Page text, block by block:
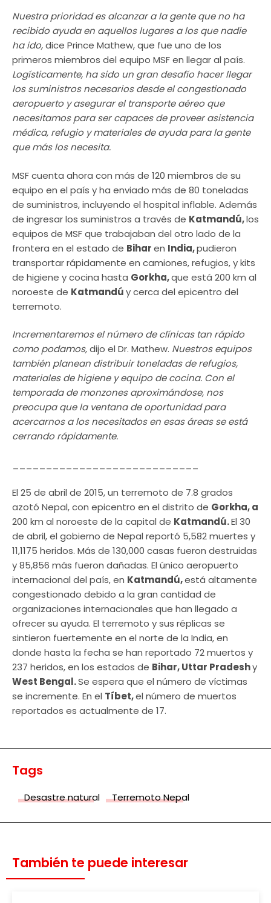
Nuestra prioridad es alcanzar a la gente que no ha
recibido ayuda en aquellos lugares a los que nadie
ha ido,dice Prince Mathew, que fue uno de los
primeros miembros del equipo MSF en llegar al país.
Logísticamente, ha sido un gran desafío hacer llegar
los suministros necesarios desde el congestionado
aeropuerto y asegurar el transporte aéreo que
necesitamos para ser capaces de proveer asistencia
médica, refugio y materiales de ayuda para la gente
que más los necesita.
MSF cuenta ahora con más de 120 miembros de su
equipo en el país y ha enviado más de 80 toneladas
de suministros, incluyendo el hospital inflable. Además
de ingresar los suministros a través de Katmandú,los
equipos de MSF que trabajaban del otro lado de la
frontera en el estado de Biharen India,pudieron
transportar rápidamente en camiones, refugios, y kits
de higiene y cocina hasta Gorkha,que está 200 km al
noroeste de Katmandúy cerca del epicentro del
terremoto.
Incrementaremos el número de clínicas tan rápido
como podamos,dijo el Dr. Mathew. Nuestros equipos
también planean distribuir toneladas de refugios,
materiales de higiene y equipo de cocina. Con el
temporada de monzones aproximándose, nos
preocupa que la ventana de oportunidad para
acercarnos a los necesitados en esas áreas se está
cerrando rápidamente.
El 25 de abril de 2015, un terremoto de 7.8 grados
azotó Nepal, con epicentro en el distrito de Gorkha, a
200 km al noroeste de la capital de Katmandú.El 30
de abril, el gobierno de Nepal reportó 5,582 muertes y
11,1175 heridos. Más de 130,000 casas fueron destruidas
y 85,856 más fueron dañadas. El único aeropuerto
internacional del país, en Katmandú,está altamente
congestionado debido a la gran cantidad de
organizaciones internacionales que han llegado a
ofrecer su ayuda. El terremoto y sus réplicas se
sintieron fuertemente en el norte de la India, en
donde hasta la fecha se han reportado 72 muertos y
237 heridos, en los estados de Bihar, Uttar Pradeshy
West Bengal.Se espera que el número de víctimas
se incremente. En el Tíbet,el número de muertos
reportados es actualmente de 17.
Tags
Desastre natural Terremoto Nepal
También te puede interesar